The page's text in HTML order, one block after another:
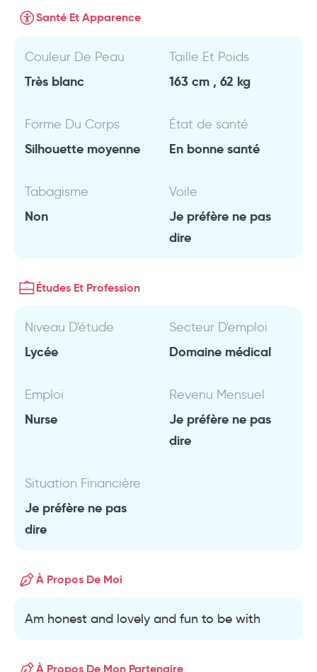
Santé Et Apparence
Couleur De Peau
Très blanc
Taille Et Poids
163 cm , 62 kg
Forme Du Corps
Silhouette moyenne
État de santé
En bonne santé
Tabagisme
Non
Voile
Je préfère ne pas
dire
Études Et Profession
Niveau D'étude
Lycée
Secteur D'emploi
Domaine médical
Emploi
Nurse
Revenu Mensuel
Je préfère ne pas
dire
Situation Financière
Je préfère ne pas
dire
À Propos De Moi
Am honest and lovely and fun to be with
À Propos De Mon Partenaire